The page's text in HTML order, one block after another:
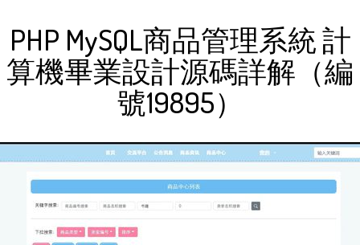
PHP MySQL商品管理系統 計
算機畢業設計源碼詳解（編
號19895）